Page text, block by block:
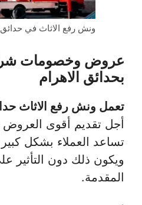
ونش رفع الاثاث في حدائق
عروض وخصومات
بحدائق الاهرام
تعمل ونش رفع الاثاث
أجل تقديم أقوى
تساعد العملاء بشكل
ويكون ذلك دون التأثير
المقدمة.